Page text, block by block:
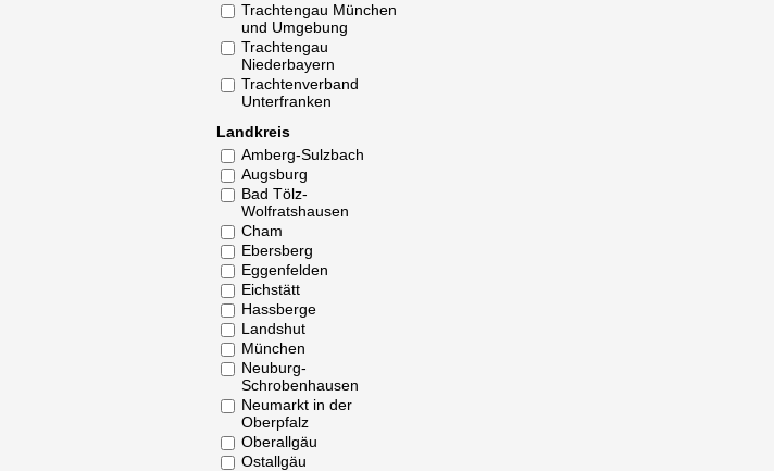
Trachtengau München
und Umgebung
Trachtengau
Niederbayern
Trachtenverband
Unterfranken
Landkreis
Amberg-Sulzbach
Augsburg
Bad Tölz-
Wolfratshausen
Cham
Ebersberg
Eggenfelden
Eichstätt
Hassberge
Landshut
München
Neuburg-
Schrobenhausen
Neumarkt in der
Oberpfalz
Oberallgäu
Ostallgäu